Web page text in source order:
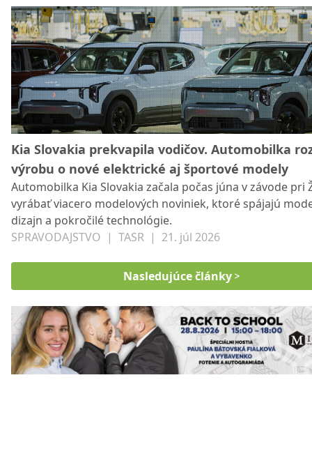
poisťovňa svoje rozhodnutia obhajuje.
Kia Slovakia prekvapila vodičov. Automobilka
výrobu o nové elektrické aj športové modely
Automobilka Kia Slovakia začala počas júna v závode pri
vyrábať viacero modelových noviniek, ktoré spájajú
dizajn a pokročilé technológie.
SPRAVODAJSTVO | TASR | 21. júl 2026
Nasledujúce články